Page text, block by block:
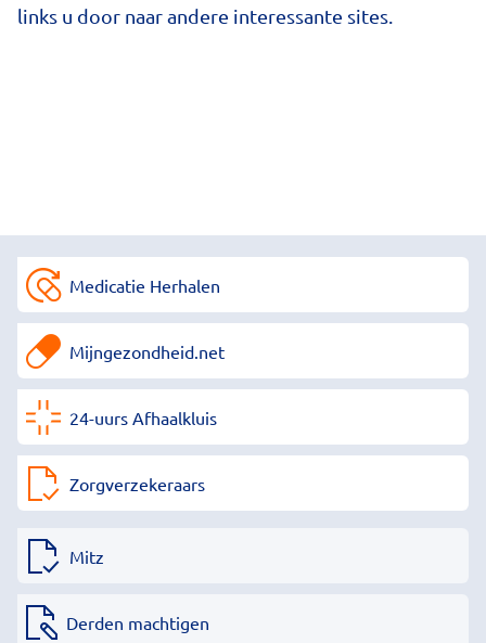
links u door naar andere interessante sites.
Medicatie Herhalen
Mijngezondheid.net
24-uurs Afhaalkluis
Zorgverzekeraars
Mitz
Derden machtigen